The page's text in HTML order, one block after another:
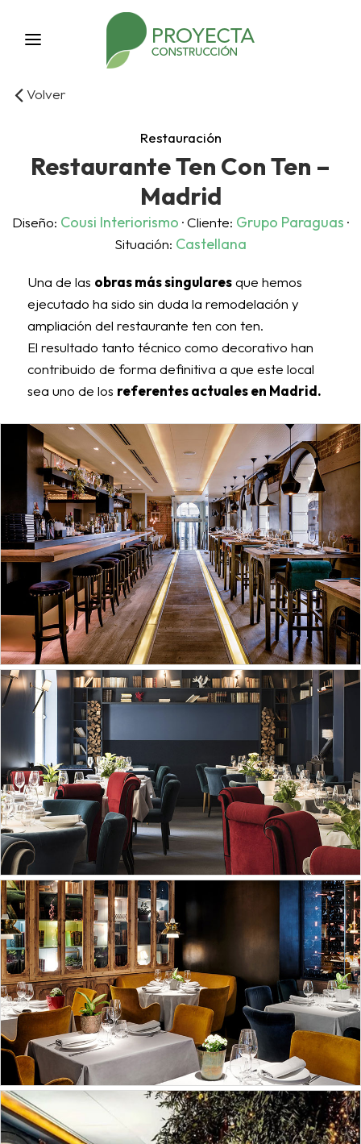
Volver
Restauración
Restaurante Ten Con Ten –
Madrid
Diseño: Cousi Interiorismo · Cliente: Grupo Paraguas ·
Situación: Castellana
Una de las obras más singularesque hemos
ejecutado ha sido sin duda la remodelación y
ampliación del restaurante ten con ten.
El resultado tanto técnico como decorativo han
contribuido de forma definitiva a que este local
sea uno de los referentes actuales en Madrid.